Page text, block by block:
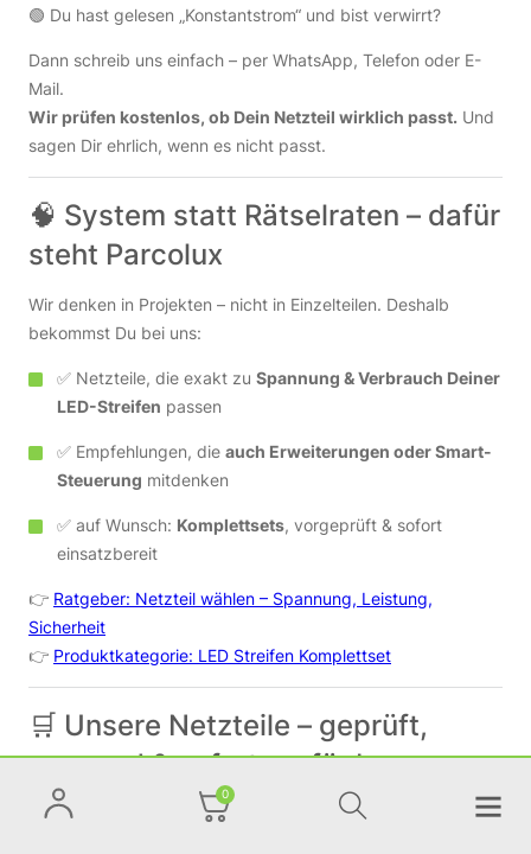
0
🟢 Du hast gelesen „Konstantstrom“ und bist verwirrt?
Dann schreib uns einfach – per WhatsApp, Telefon oder E-
Mail.
Wir prüfen kostenlos, ob Dein Netzteil wirklich passt. Und
sagen Dir ehrlich, wenn es nicht passt.
🧠 System statt Rätselraten – dafür
steht Parcolux
Wir denken in Projekten – nicht in Einzelteilen. Deshalb
bekommst Du bei uns:
✅ Netzteile, die exakt zu Spannung & Verbrauch Deiner
LED-Streifen passen
✅ Empfehlungen, die auch Erweiterungen oder Smart-
Steuerung mitdenken
✅ auf Wunsch: Komplettsets, vorgeprüft & sofort
einsatzbereit
👉 Ratgeber: Netzteil wählen – Spannung, Leistung,
Sicherheit
👉 Produktkategorie: LED Streifen Komplettset
🛒 Unsere Netzteile – geprüft,
passend & sofort verfügbar
👉 Produktkategorie: LED Netzteile